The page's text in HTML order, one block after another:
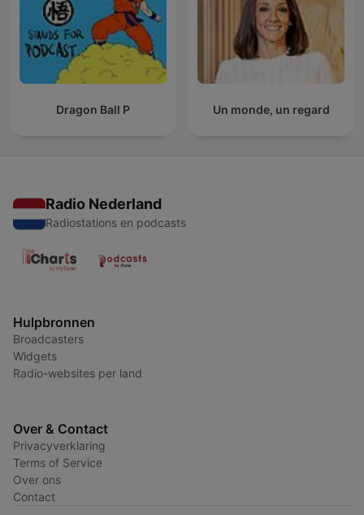
Dragon Ball P Un monde, un regard
Radio Nederland
Radiostations en podcasts
Hulpbronnen
Broadcasters
Widgets
Radio-websites per land
Over & Contact
Privacyverklaring
Terms of Service
Over ons
Contact